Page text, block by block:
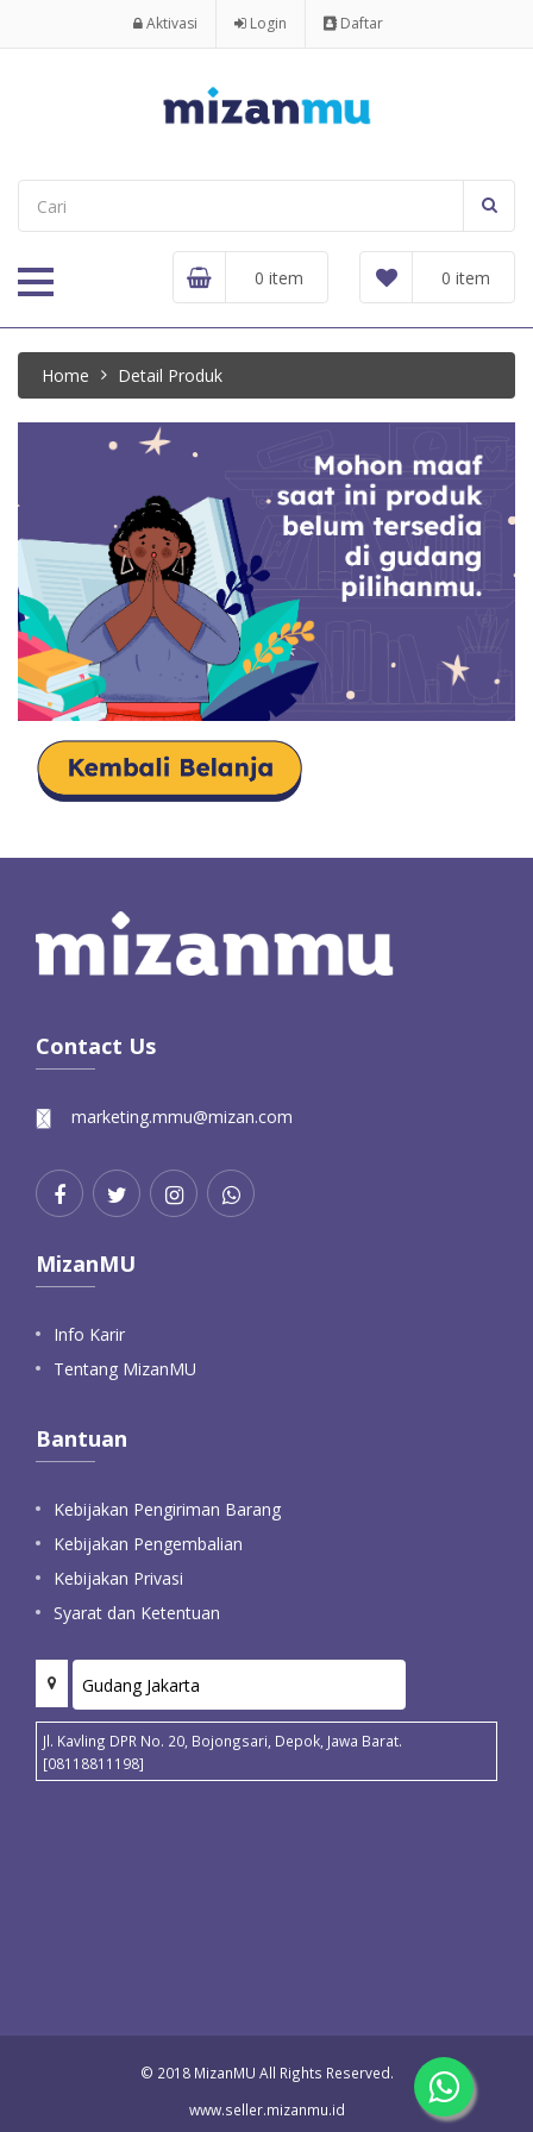
Aktivasi Login Daftar
0 item
0 item
Home Detail Produk
Contact Us
marketing.mmu@mizan.com
MizanMU
Info Karir
Tentang MizanMU
Bantuan
Kebijakan Pengiriman Barang
Kebijakan Pengembalian
Kebijakan Privasi
Syarat dan Ketentuan
Jl. Kavling DPR No. 20, Bojongsari, Depok, Jawa Barat.
[08118811198]
© 2018 MizanMU All Rights Reserved.
www.seller.mizanmu.id